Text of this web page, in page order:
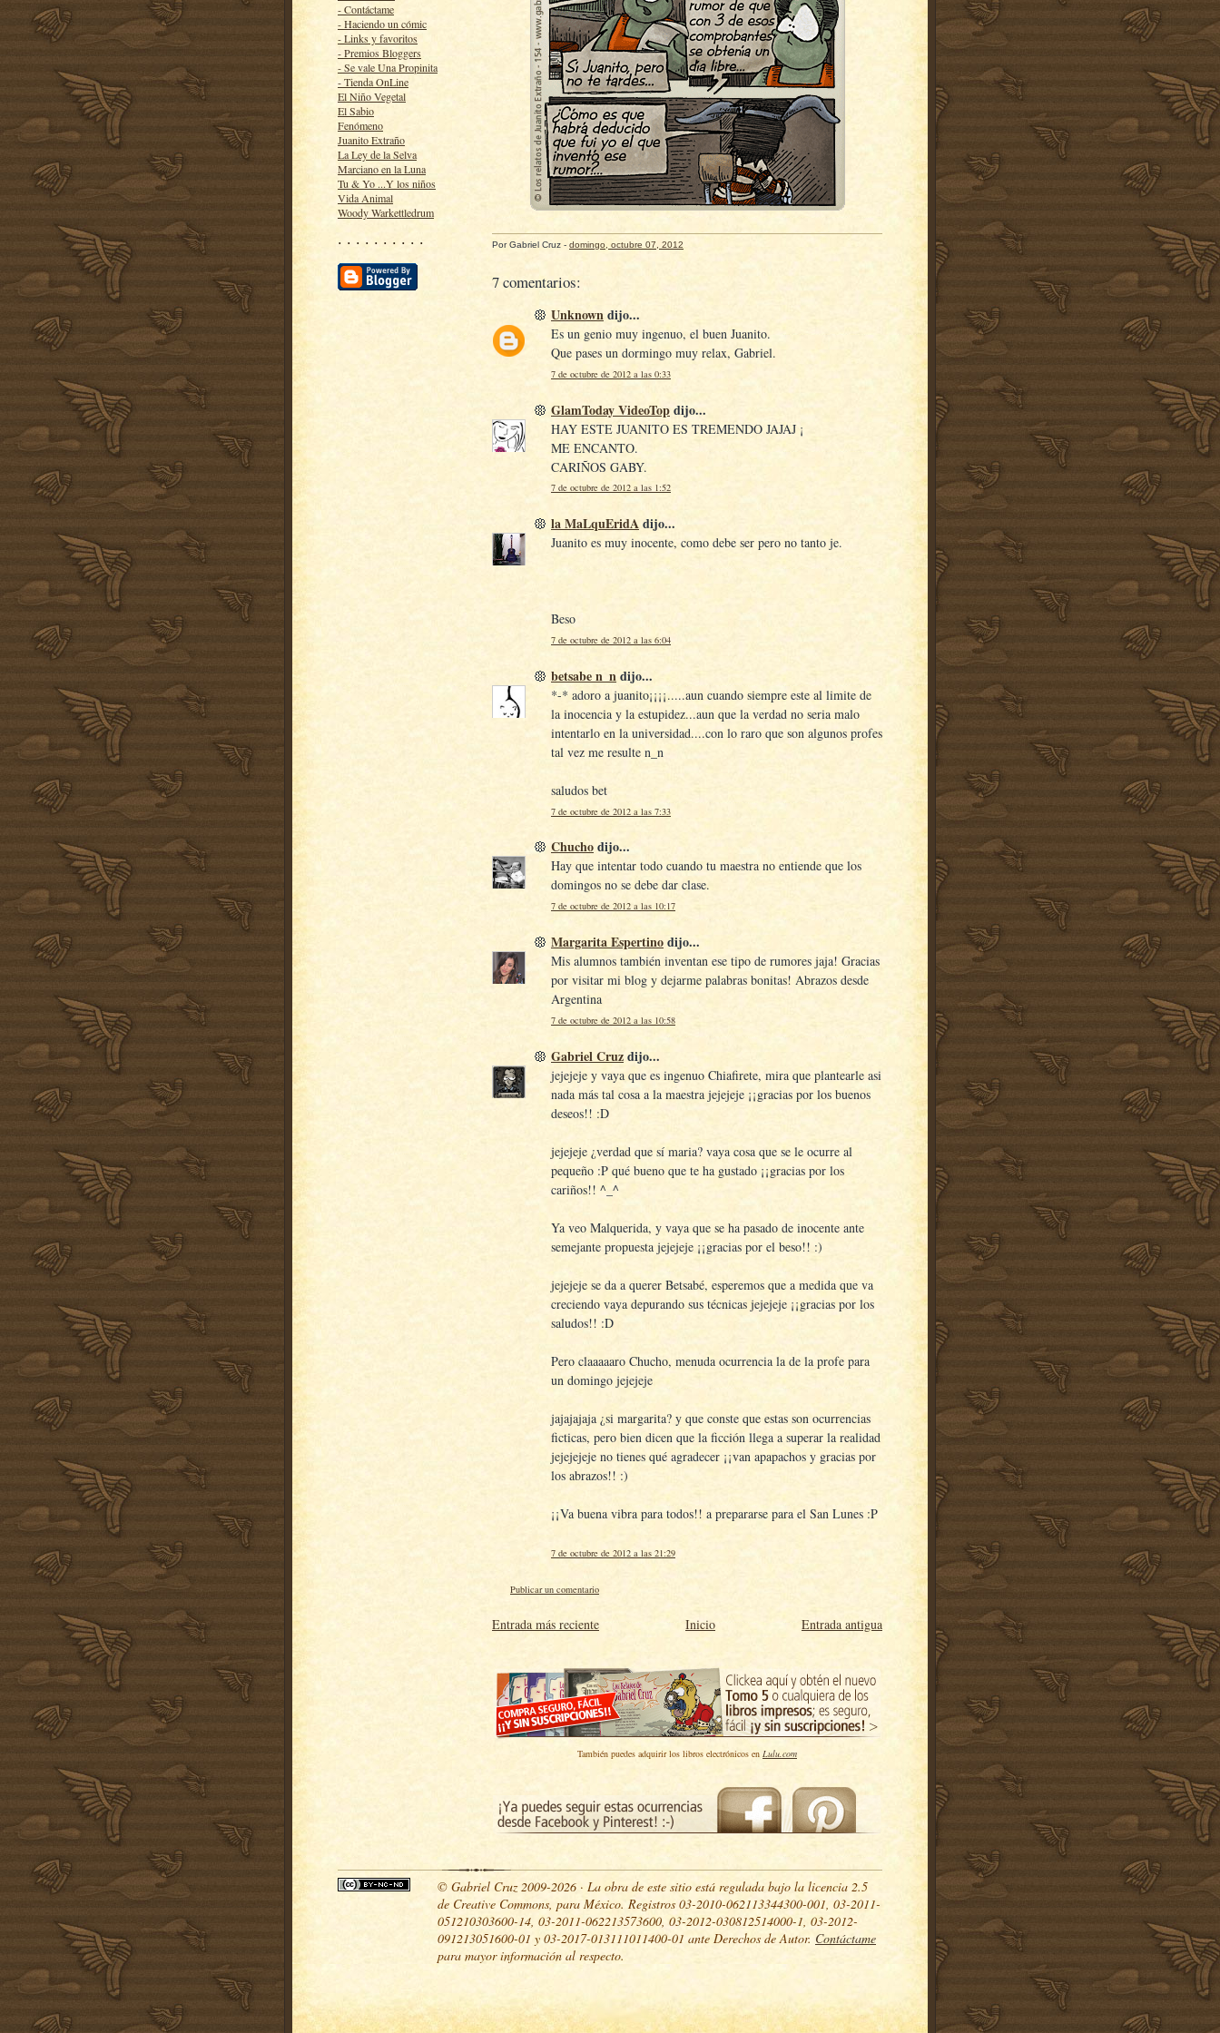
- Contáctame
- Haciendo un cómic
- Links y favoritos
- Premios Bloggers
- Se vale Una Propinita
- Tienda OnLine
El Niño Vegetal
El Sabio
Fenómeno
Juanito Extraño
La Ley de la Selva
Marciano en la Luna
Tu & Yo ...Y los niños
Vida Animal
Woody Warkettledrum
· · · · · · · · · · PorGabriel Cruz - domingo, octubre 07, 2012
7 comentarios:
Unknowndijo...
Es un genio muy ingenuo, el buen Juanito.
Que pases un dormingo muy relax, Gabriel.
7 de octubre de 2012 a las 0:33
GlamToday VideoTopdijo...
HAY ESTE JUANITO ES TREMENDO JAJAJ ¡
ME ENCANTO.
CARIÑOS GABY.
7 de octubre de 2012 a las 1:52
la MaLquEridAdijo...
Juanito es muy inocente, como debe ser pero no tanto je.
Beso
7 de octubre de 2012 a las 6:04
betsabe n_ndijo...
*-* adoro a juanito¡¡¡¡.....aun cuando siempre este al limite de
la inocencia y la estupidez...aun que la verdad no seria malo
intentarlo en la universidad....con lo raro que son algunos profes
tal vez me resulte n_n
saludos bet
7 de octubre de 2012 a las 7:33
Chuchodijo...
Hay que intentar todo cuando tu maestra no entiende que los
domingos no se debe dar clase.
7 de octubre de 2012 a las 10:17
Margarita Espertinodijo...
Mis alumnos también inventan ese tipo de rumores jaja! Gracias
por visitar mi blog y dejarme palabras bonitas! Abrazos desde
Argentina
7 de octubre de 2012 a las 10:58
Gabriel Cruzdijo...
jejejeje y vaya que es ingenuo Chiafirete, mira que plantearle asi
nada más tal cosa a la maestra jejejeje ¡¡gracias por los buenos
deseos!! :D
jejejeje ¿verdad que sí maria? vaya cosa que se le ocurre al
pequeño :P qué bueno que te ha gustado ¡¡gracias por los
cariños!! ^_^
Ya veo Malquerida, y vaya que se ha pasado de inocente ante
semejante propuesta jejejeje ¡¡gracias por el beso!! :)
jejejeje se da a querer Betsabé, esperemos que a medida que va
creciendo vaya depurando sus técnicas jejejeje ¡¡gracias por los
saludos!! :D
Pero claaaaaro Chucho, menuda ocurrencia la de la profe para
un domingo jejejeje
jajajajaja ¿si margarita? y que conste que estas son ocurrencias
ficticas, pero bien dicen que la ficción llega a superar la realidad
jejejejeje no tienes qué agradecer ¡¡van apapachos y gracias por
los abrazos!! :)
¡¡Va buena vibra para todos!! a prepararse para el San Lunes :P
7 de octubre de 2012 a las 21:29
Publicar un comentario
Entrada más reciente Entrada antigua
Inicio
También puedes adquirir los libros electrónicos en Lulu.com
© Gabriel Cruz 2009-2026 · La obra de este sitio está regulada bajo la licencia 2.5
de Creative Commons, para México. Registros 03-2010-062113344300-001, 03-2011-
051210303600-14, 03-2011-062213573600, 03-2012-030812514000-1, 03-2012-
091213051600-01 y 03-2017-013111011400-01 ante Derechos de Autor. Contáctame
para mayor información al respecto.